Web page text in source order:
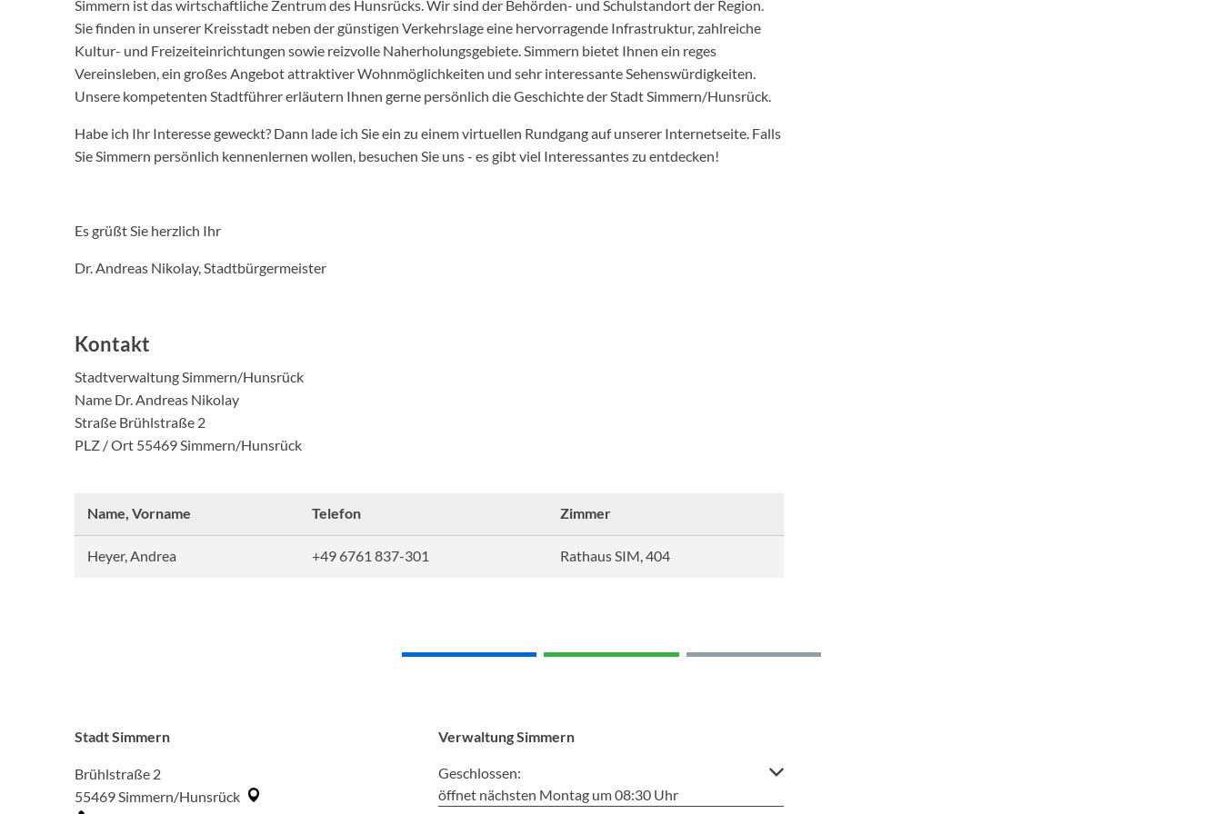
Simmern ist das wirtschaftliche Zentrum des Hunsrücks. Wir sind der Behörden- und Schulstandort der Region.
Sie finden in unserer Kreisstadt neben der günstigen Verkehrslage eine hervorragende Infrastruktur, zahlreiche
Kultur- und Freizeiteinrichtungen sowie reizvolle Naherholungsgebiete. Simmern bietet Ihnen ein reges
Vereinsleben, ein großes Angebot attraktiver Wohnmöglichkeiten und sehr interessante Sehenswürdigkeiten.
Unsere kompetenten Stadtführer erläutern Ihnen gerne persönlich die Geschichte der Stadt Simmern/Hunsrück.
Habe ich Ihr Interesse geweckt? Dann lade ich Sie ein zu einem virtuellen Rundgang auf unserer Internetseite. Falls
Sie Simmern persönlich kennenlernen wollen, besuchen Sie uns - es gibt viel Interessantes zu entdecken!
Es grüßt Sie herzlich Ihr
Dr. Andreas Nikolay, Stadtbürgermeister
Kontakt
Stadtverwaltung Simmern/Hunsrück
Name Dr. Andreas Nikolay
Straße Brühlstraße 2
PLZ / Ort 55469 Simmern/Hunsrück
Name, Vorname Telefon Zimmer
Heyer, Andrea +49 6761 837-301 Rathaus SIM, 404
Stadt Simmern
Brühlstraße 2
55469Simmern/Hunsrück
Verwaltung Simmern
Klicken, um weitere Öffnungs- oder Schließzeiten auszublenden
Geschlossen:
öffnet nächsten Montag um 08:30 Uhr